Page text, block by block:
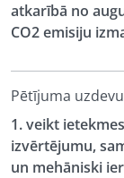
atkarībā no
CO2 emisiju
Pētījuma
1. veikt
izvērtējumu,
un mehāniski